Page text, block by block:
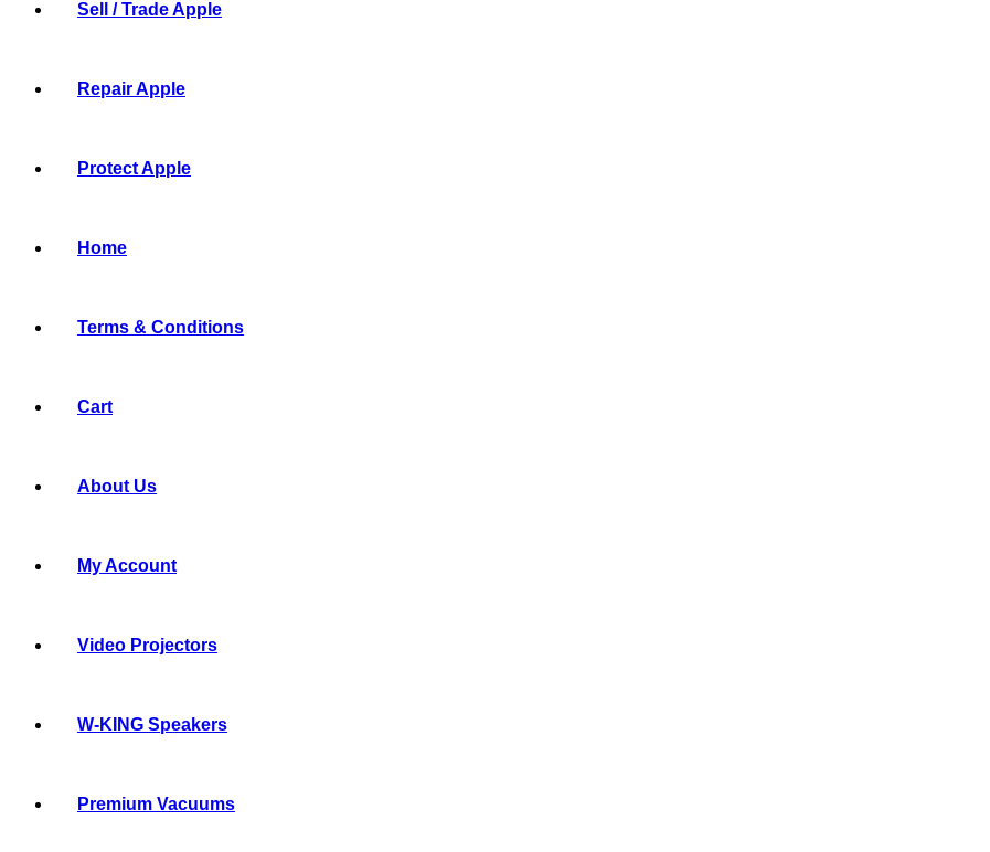
Sell / Trade Apple
Repair Apple
Protect Apple
Home
Terms & Conditions
Cart
About Us
My Account
Video Projectors
W-KING Speakers
Premium Vacuums